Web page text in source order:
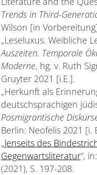
Trends in Third-
Wilson [in
„Leseluxus. Weibliche
Auszeiten. Temporale
Moderne, hg. v. Ruth
Gruyter 2021 [i.E.].
„Herkunft als
deutschsprachigen
Posmigrantische
Berlin: Neofelis 2021 [i.
„Jenseits des
Gegenwartsliteratur“, in:
(2021), S. 197-208.